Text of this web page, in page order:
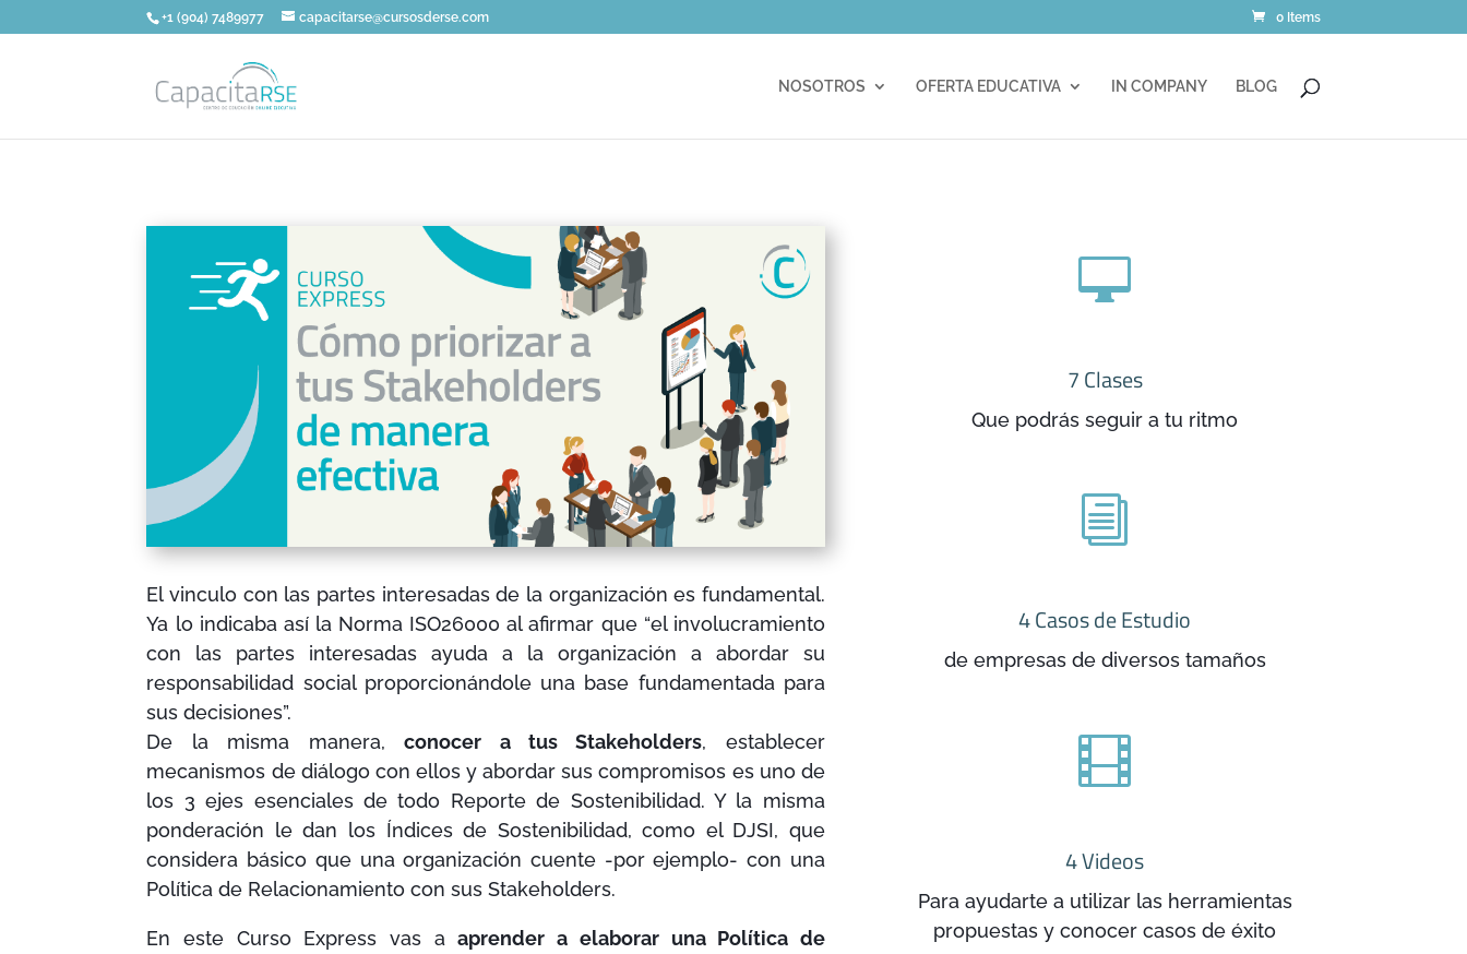
+1 (904) 7489977 capacitarse@cursosderse.com 0 Items
NOSOTROS OFERTA EDUCATIVA IN COMPANY BLOG
El vinculo con las partes interesadas de la organización es fundamental.
Ya lo indicaba así la Norma ISO26000 al afirmar que “el involucramiento
con las partes interesadas ayuda a la organización a abordar su
responsabilidad social proporcionándole una base fundamentada para
sus decisiones”.
De la misma manera,conocer a tus Stakeholders, establecer
mecanismos de diálogo con ellos y abordar sus compromisos es uno de
los 3 ejes esenciales de todo Reporte de Sostenibilidad. Y la misma
ponderación le dan los Índices de Sostenibilidad, como el DJSI, que
considera básico que una organización cuente -por ejemplo- con una
Política de Relacionamiento con sus Stakeholders.
En este Curso Express vas aaprender a elaborar una Política de

7 Clases
Que podrás seguir a tu ritmo
i
4 Casos de Estudio
de empresas de diversos tamaños

4 Videos
Para ayudarte a utilizar las herramientas
propuestas y conocer casos de éxito